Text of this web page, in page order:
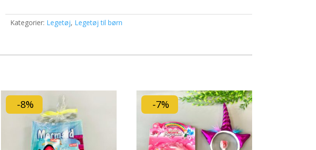
Kategorier: Legetøj, Legetøj til børn
-8% -7%